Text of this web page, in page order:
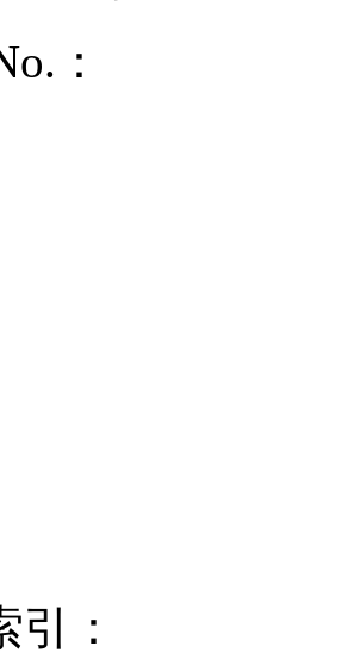
：
引：